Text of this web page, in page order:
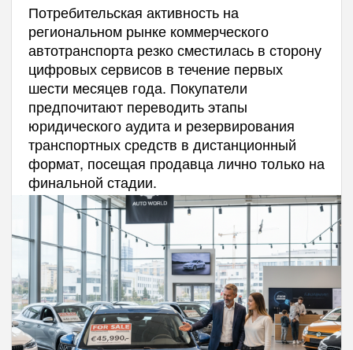
Потребительская активность на
региональном рынке коммерческого
автотранспорта резко сместилась в сторону
цифровых сервисов в течение первых
шести месяцев года. Покупатели
предпочитают переводить этапы
юридического аудита и резервирования
транспортных средств в дистанционный
формат, посещая продавца лично только на
финальной стадии.